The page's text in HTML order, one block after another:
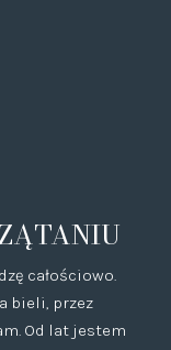
całościowo.
bieli, przez
Od lat jestem